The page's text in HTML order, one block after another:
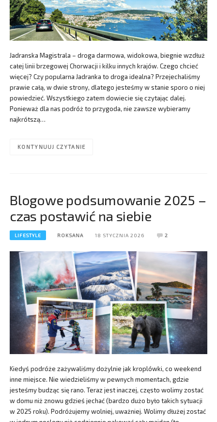
Jadranska Magistrala – droga darmowa, widokowa, biegnie wzdłuż
całej linii brzegowej Chorwacji i kilku innych krajów. Czego chcieć
więcej? Czy popularna Jadranka to droga idealna? Przejechaliśmy
prawie całą, w dwie strony, dlatego jesteśmy w stanie sporo o niej
powiedzieć. Wszystkiego zatem dowiecie się czytając dalej.
Ponieważ dla nas podróż to przygoda, nie zawsze wybieramy
najkrótszą…
KONTYNUUJ CZYTANIE
Blogowe podsumowanie 2025 –
czas postawić na siebie
LIFESTYLE ROKSANA 18 STYCZNIA 2026 2
Kiedyś podróże zażywaliśmy dożylnie jak kroplówki, co weekend
inne miejsce. Nie wiedzieliśmy w pewnych momentach, gdzie
jesteśmy budząc się rano. Teraz jest inaczej, często wolimy zostać
w domu niż znowu gdzieś jechać (bardzo dużo było takich sytuacji
w 2025 roku). Podróżujemy wolniej, uważniej. Wolimy dłużej zostać